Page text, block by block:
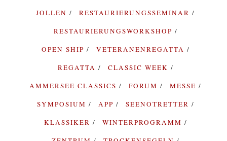
JOLLEN
RESTAURIERUNGSSEMINAR
RESTAURIERUNGSWORKSHOP
OPEN SHIP
VETERANENREGATTA
REGATTA
CLASSIC WEEK
AMMERSEE CLASSICS
FORUM
MESSE
SYMPOSIUM
APP
SEENOTRETTER
KLASSIKER
WINTERPROGRAMM